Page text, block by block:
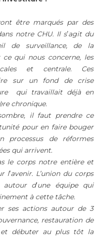
être marqués par des
notre CHU. Il s’agit du
de surveillance, de la
qui nous concerne, les
et centrale. Ces
sur un fond de crise
qui travaillait déjà en
re chronique.
, il faut prendre ce
pour en faire bouger
processus de réformes
qui arrivent.
le corps notre entière et
l’avenir. L’union du corps
autour d’une équipe qui
à cette tâche.
ses actions autour de 3
restauration de
et débuter au plus tôt la